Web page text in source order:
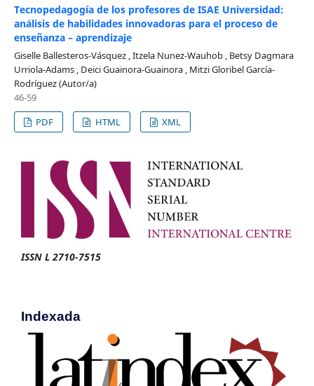
Tecnopedagogía de los profesores de ISAE Universidad:
análisis de habilidades innovadoras para el proceso de
enseñanza – aprendizaje
Giselle Ballesteros-Vásquez , Itzela Nunez-Wauhob , Betsy Dagmara
Urriola-Adams , Deici Guainora-Guainora , Mitzi Gloribel García-
Rodríguez (Autor/a)
46-59
PDF
HTML XML
ISSN L 2710-7515
Indexada